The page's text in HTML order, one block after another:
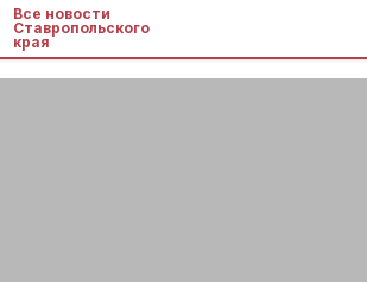
Все новости
Ставропольского
края